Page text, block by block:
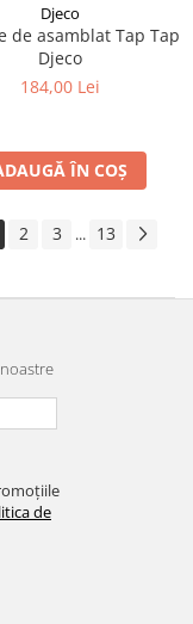
Djeco
de asamblat Tap Tap
Djeco
184,00 Lei
ÎN COȘ
2 3 ... 13
de